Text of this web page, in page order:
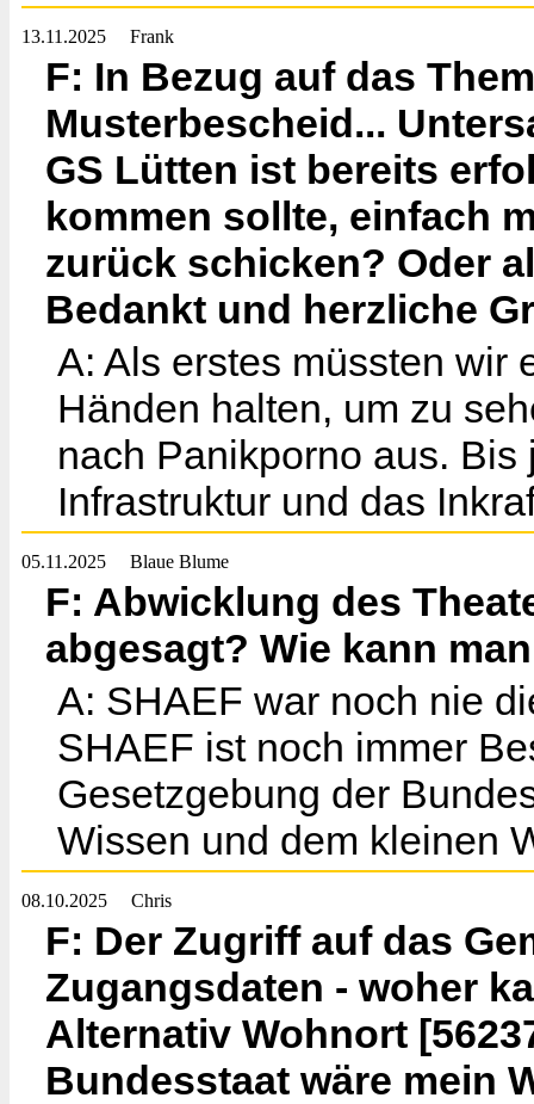
13.11.2025 Frank
F: In Bezug auf das
Musterbescheid...
GS Lütten ist bereits
kommen sollte, einfach
zurück schicken? Oder
Bedankt und herzliche
A: Als erstes müssten wir
Händen halten, um zu
nach Panikporno aus.
Infrastruktur und das
05.11.2025 Blaue Blume
F: Abwicklung des
abgesagt? Wie kann
A: SHAEF war noch nie
SHAEF ist noch immer
Gesetzgebung der
Wissen und dem kleinen
08.10.2025 Chris
F: Der Zugriff auf das
Zugangsdaten - woher
Alternativ Wohnort
Bundesstaat wäre mein